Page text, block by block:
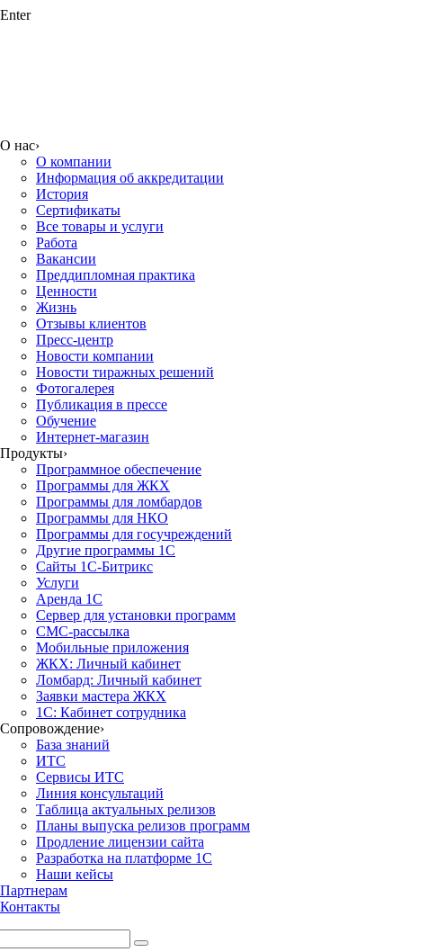
О нас›
О компании
Информация об аккредитации
История
Сертификаты
Все товары и услуги
Работа
Вакансии
Преддипломная практика
Ценности
Жизнь
Отзывы клиентов
Пресс-центр
Новости компании
Новости тиражных решений
Фотогалерея
Публикация в прессе
Обучение
Интернет-магазин
Продукты›
Программное обеспечение
Программы для ЖКХ
Программы для ломбардов
Программы для НКО
Программы для госучреждений
Другие программы 1С
Сайты 1С-Битрикс
Услуги
Аренда 1С
Сервер для установки программ
СМС-рассылка
Мобильные приложения
ЖКХ: Личный кабинет
Ломбард: Личный кабинет
Заявки мастера ЖКХ
1С: Кабинет сотрудника
Сопровождение›
База знаний
ИТС
Сервисы ИТС
Линия консультаций
Таблица актуальных релизов
Планы выпуска релизов программ
Продление лицензии сайта
Разработка на платформе 1С
Наши кейсы
Партнерам
Контакты